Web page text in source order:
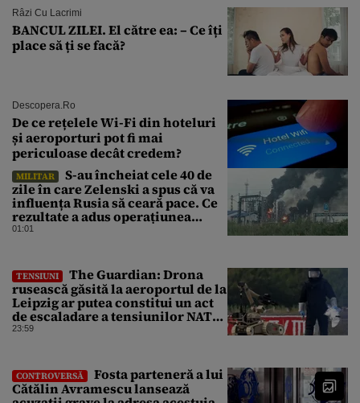
Râzi Cu Lacrimi
BANCUL ZILEI. El către ea: – Ce îți
place să ți se facă?
Descopera.ro
De ce rețelele Wi-Fi din hoteluri
și aeroporturi pot fi mai
periculoase decât credem?
MILITAR
S-au încheiat cele 40 de
zile în care Zelenski a spus că va
influența Rusia să ceară pace. Ce
rezultate a adus operațiunea
Kievului
01:01
TENSIUNI
The Guardian: Drona
rusească găsită la aeroportul de la
Leipzig ar putea constitui un act
de escaladare a tensiunilor NATO-
Rusia
23:59
CONTROVERSĂ
Fosta parteneră a lui
Cătălin Avramescu lansează